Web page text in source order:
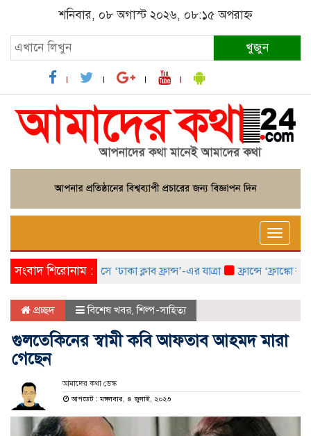
শনিবার, ০৮ অগাস্ট ২০২৬, ০৮:১৫ অপরাহ্ন
খুজুন
Toggle
সংবাদ শিরোনাম :প্যারিসে ‘ঢাকা ক্লাব ফ্রান্স’-এর যাত্রা ফ্রান্সে ‘ফ্রাঙ্কো
প্রচ্ছদ বিশেষ খবর,শিল্প-সাহিত্য
গুলতেকিনের স্বামী কবি আফতাব আহমদ মারা
গেছেন
আমাদের কথা ডেস্ক
আপডেট : মঙ্গলবার, ৪ জুলাই, ২০২৩